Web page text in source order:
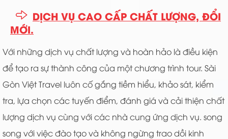
DỊCH VỤ CAO CẤP CHẤT LƯỢNG, ĐỔI
MỚI.
Với những dịch vụ chất lượng và hoàn hảo là điều kiện
để tạo ra sự thành công của một chương trình tour. Sài
Gòn Việt Travel luôn cố gắng tiềm hiểu, khảo sát, kiểm
tra, lựa chọn các tuyến điểm, đánh giá và cải thiện chất
lượng dịch vụ cùng với các nhà cung ứng dịch vụ. song
song với việc đào tạo và không ngừng trao dồi kinh